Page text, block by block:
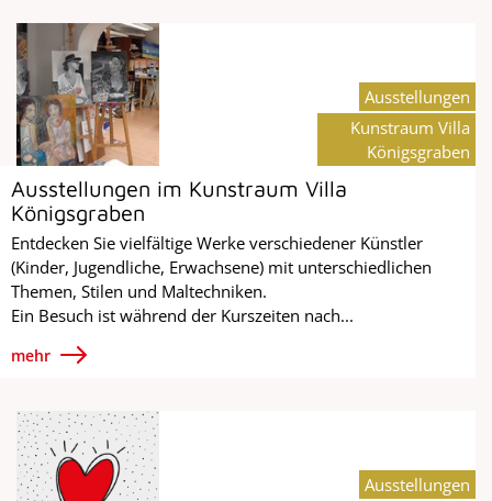
Ausstellungen im Kunstraum Villa
Königsgraben
Entdecken Sie vielfältige Werke verschiedener Künstler
(Kinder, Jugendliche, Erwachsene) mit unterschiedlichen
Themen, Stilen und Maltechniken.
Ein Besuch ist während der Kurszeiten nach...
mehr
Ausstellungen
Kunstraum Villa
Königsgraben
Ausstellungen